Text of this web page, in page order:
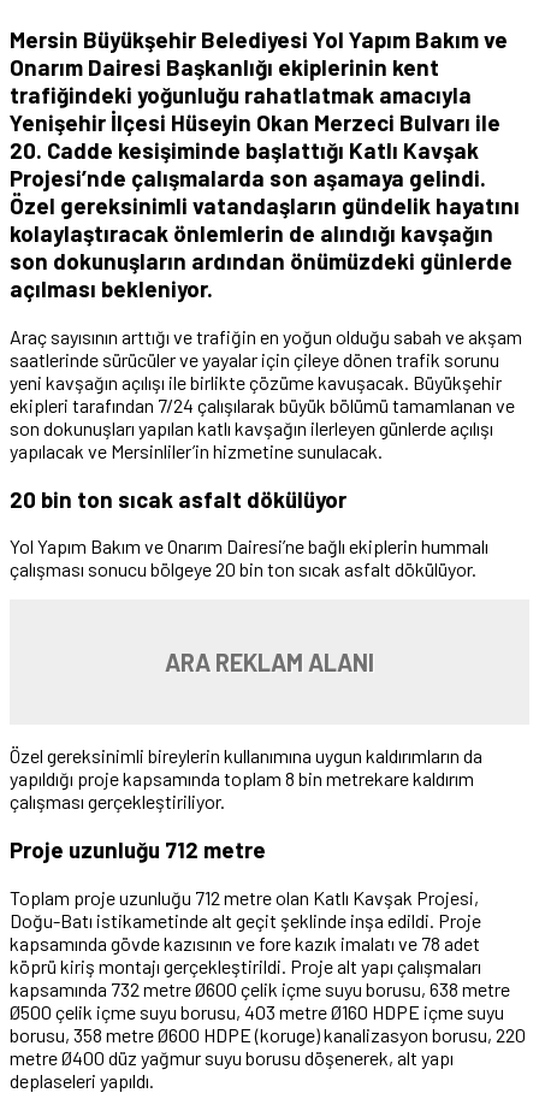
Mersin Büyükşehir Belediyesi Yol Yapım Bakım ve
Onarım Dairesi Başkanlığı ekiplerinin kent
trafiğindeki yoğunluğu rahatlatmak amacıyla
Yenişehir İlçesi Hüseyin Okan Merzeci Bulvarı ile
20. Cadde kesişiminde başlattığı Katlı Kavşak
Projesi’nde çalışmalarda son aşamaya gelindi.
Özel gereksinimli vatandaşların gündelik hayatını
kolaylaştıracak önlemlerin de alındığı kavşağın
son dokunuşların ardından önümüzdeki günlerde
açılması bekleniyor.
Araç sayısının arttığı ve trafiğin en yoğun olduğu sabah ve akşam
saatlerinde sürücüler ve yayalar için çileye dönen trafik sorunu
yeni kavşağın açılışı ile birlikte çözüme kavuşacak. Büyükşehir
ekipleri tarafından 7/24 çalışılarak büyük bölümü tamamlanan ve
son dokunuşları yapılan katlı kavşağın ilerleyen günlerde açılışı
yapılacak ve Mersinliler’in hizmetine sunulacak.
20 bin ton sıcak asfalt dökülüyor
Yol Yapım Bakım ve Onarım Dairesi’ne bağlı ekiplerin hummalı
çalışması sonucu bölgeye 20 bin ton sıcak asfalt dökülüyor.
ARA REKLAM ALANI
Özel gereksinimli bireylerin kullanımına uygun kaldırımların da
yapıldığı proje kapsamında toplam 8 bin metrekare kaldırım
çalışması gerçekleştiriliyor.
Proje uzunluğu 712 metre
Toplam proje uzunluğu 712 metre olan Katlı Kavşak Projesi,
Doğu-Batı istikametinde alt geçit şeklinde inşa edildi. Proje
kapsamında gövde kazısının ve fore kazık imalatı ve 78 adet
köprü kiriş montajı gerçekleştirildi. Proje alt yapı çalışmaları
kapsamında 732 metre Ø600 çelik içme suyu borusu, 638 metre
Ø500 çelik içme suyu borusu, 403 metre Ø160 HDPE içme suyu
borusu, 358 metre Ø600 HDPE (koruge) kanalizasyon borusu, 220
metre Ø400 düz yağmur suyu borusu döşenerek, alt yapı
deplaseleri yapıldı.